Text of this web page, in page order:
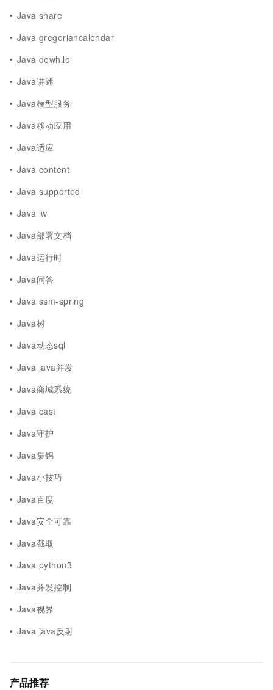
Java share
Java gregoriancalendar
Java dowhile
Java讲述
Java模型服务
Java移动应用
Java适应
Java content
Java supported
Java lw
Java部署文档
Java运行时
Java问答
Java ssm-spring
Java树
Java动态sql
Java java并发
Java商城系统
Java cast
Java守护
Java集锦
Java小技巧
Java百度
Java安全可靠
Java截取
Java python3
Java并发控制
Java视界
Java java反射
产品推荐